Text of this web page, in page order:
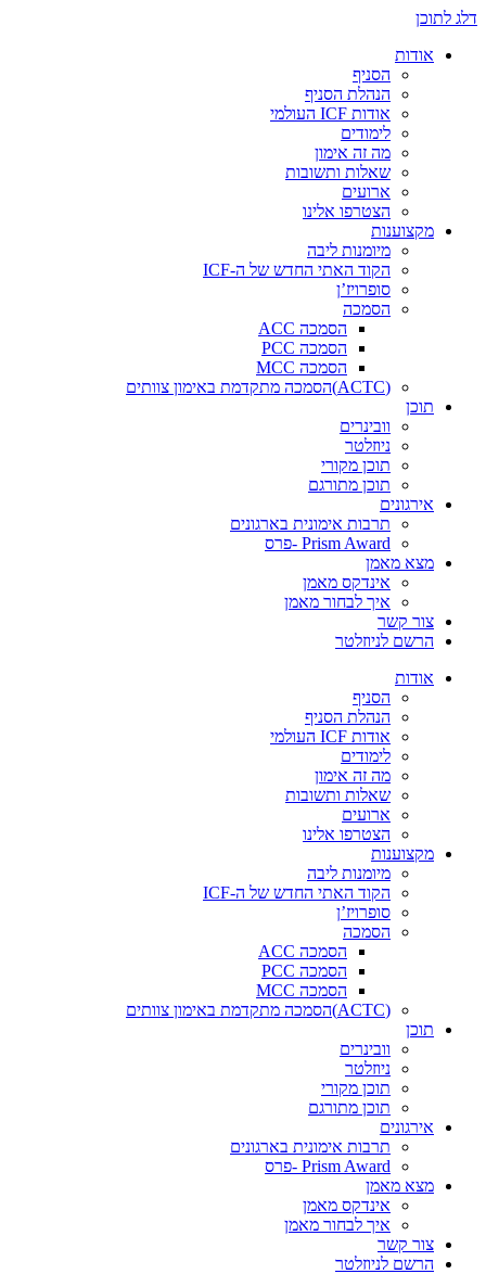
דלג לתוכן
אודות
הסניף
הנהלת הסניף
אודות ICF העולמי
לימודים
מה זה אימון
שאלות ותשובות
ארועים
הצטרפו אלינו
מקצוענות
מיומנות ליבה
הקוד האתי החדש של ה-ICF
סופרויז’ן
הסמכה
הסמכה ACC
הסמכה PCC
הסמכה MCC
(ACTC)הסמכה מתקדמת באימון צוותים
תוכן
וובינרים
ניוזלטר
תוכן מקורי
תוכן מתורגם
אירגונים
תרבות אימונית בארגונים
Prism Award -פרס
מצא מאמן
אינדקס מאמן
איך לבחור מאמן
צור קשר
הרשם לניוזלטר
אודות
הסניף
הנהלת הסניף
אודות ICF העולמי
לימודים
מה זה אימון
שאלות ותשובות
ארועים
הצטרפו אלינו
מקצוענות
מיומנות ליבה
הקוד האתי החדש של ה-ICF
סופרויז’ן
הסמכה
הסמכה ACC
הסמכה PCC
הסמכה MCC
(ACTC)הסמכה מתקדמת באימון צוותים
תוכן
וובינרים
ניוזלטר
תוכן מקורי
תוכן מתורגם
אירגונים
תרבות אימונית בארגונים
Prism Award -פרס
מצא מאמן
אינדקס מאמן
איך לבחור מאמן
צור קשר
הרשם לניוזלטר